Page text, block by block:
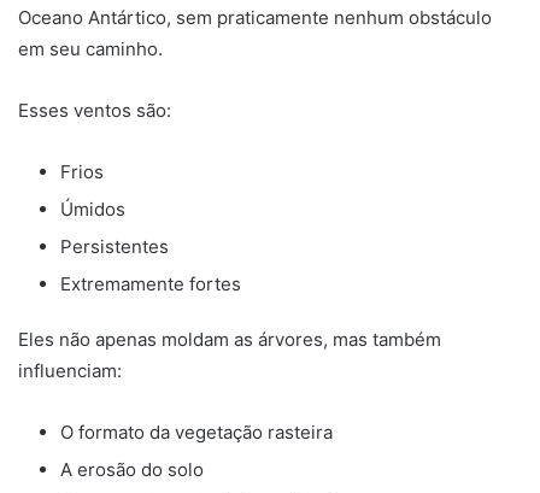
Oceano Antártico, sem praticamente nenhum obstáculo
em seu caminho.
Esses ventos são:
Frios
Úmidos
Persistentes
Extremamente fortes
Eles não apenas moldam as árvores, mas também
influenciam:
O formato da vegetação rasteira
A erosão do solo